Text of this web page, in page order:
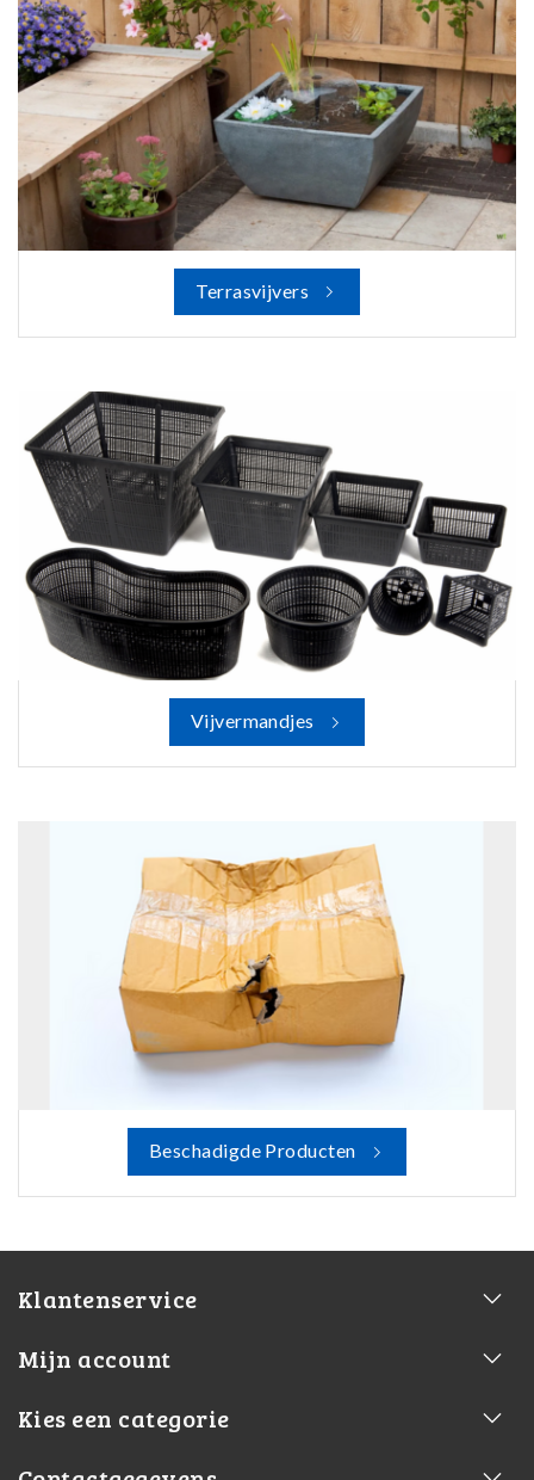
Terrasvijvers
Vijvermandjes
Beschadigde Producten
Klantenservice
Mijn account
Kies een categorie